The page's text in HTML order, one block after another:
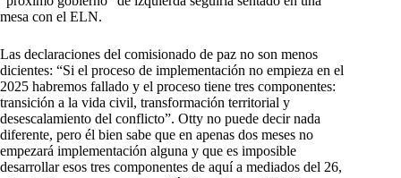
mesa con el ELN.
Las declaraciones del comisionado de paz no son menos
dicientes: “Si el proceso de implementación no empieza en el
2025 habremos fallado y el proceso tiene tres componentes:
transición a la vida civil, transformación territorial y
desescalamiento del conflicto”. Otty no puede decir nada
diferente, pero él bien sabe que en apenas dos meses no
empezará implementación alguna y que es imposible
desarrollar esos tres componentes de aquí a mediados del 26,